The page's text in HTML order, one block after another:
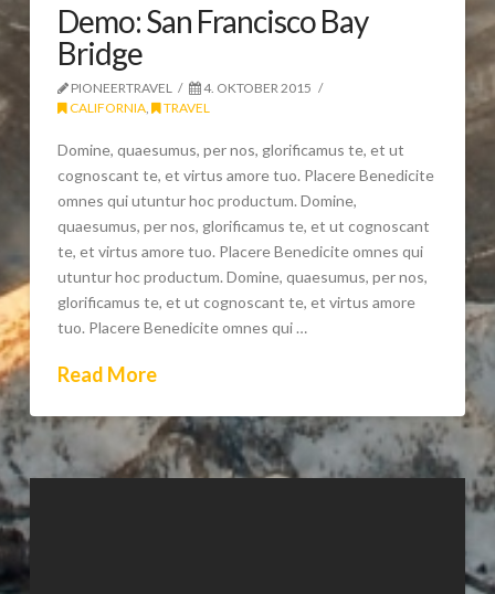
Demo: San Francisco Bay
Bridge
PIONEERTRAVEL
4. OKTOBER 2015
CALIFORNIA, TRAVEL
Domine, quaesumus, per nos, glorificamus te, et ut
cognoscant te, et virtus amore tuo. Placere Benedicite
omnes qui utuntur hoc productum. Domine,
quaesumus, per nos, glorificamus te, et ut cognoscant
te, et virtus amore tuo. Placere Benedicite omnes qui
utuntur hoc productum. Domine, quaesumus, per nos,
glorificamus te, et ut cognoscant te, et virtus amore
tuo. Placere Benedicite omnes qui …
Read More